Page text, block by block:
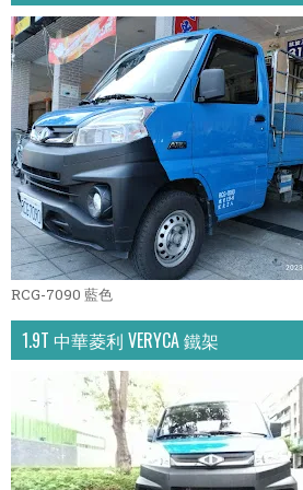
RCG-7090 藍色
1.9T 中華菱利 VERYCA 鐵架